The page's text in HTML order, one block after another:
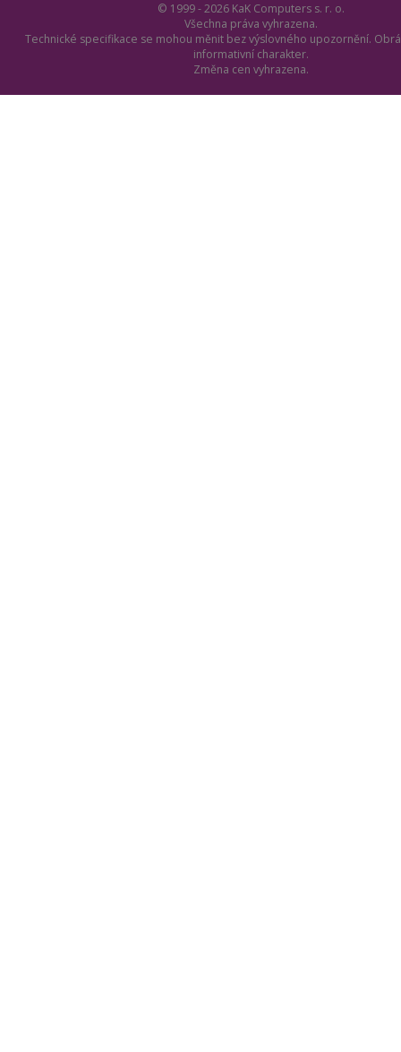
© 1999 - 2026 KaK Computers s. r. o.
Všechna práva vyhrazena.
Technické specifikace se mohou měnit bez výslovného upozornění.
informativní charakter.
Změna cen vyhrazena.